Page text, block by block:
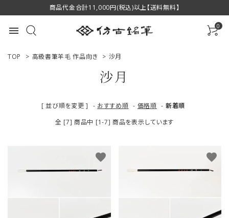
商品代金合計11,000円(税込)以上【送料無料】
menu 0
ACCOUNT MENU
TOP > 高級書筆羊毛 作品向き > 沙月
沙月
[ 並び順を変更 ] - おすすめ順 - 価格順 - 新着順
全 [7] 商品中 [1-7] 商品を表示しています
favorite favorite